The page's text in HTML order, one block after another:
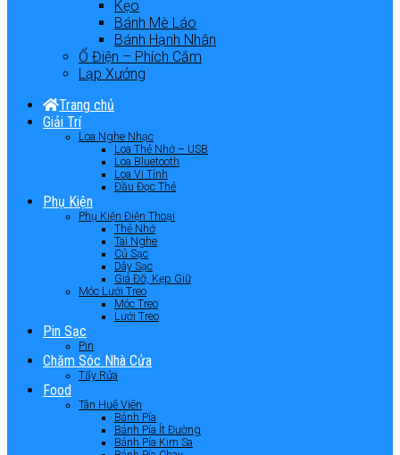
Kẹo
Bánh Mè Láo
Bánh Hạnh Nhân
Ổ Điện – Phích Cắm
Lạp Xưởng
Trang chủ
Giải Trí
Loa Nghe Nhạc
Loa Thẻ Nhớ – USB
Loa Bluetooth
Loa Vi Tính
Đầu Đọc Thẻ
Phụ Kiện
Phụ Kiện Điện Thoại
Thẻ Nhớ
Tai Nghe
Củ Sạc
Dây Sạc
Giá Đỡ, Kẹp Giữ
Móc Lưới Treo
Móc Treo
Lưới Treo
Pin Sạc
Pin
Chăm Sóc Nhà Cửa
Tẩy Rửa
Food
Tân Huê Viên
Bánh Pía
Bánh Pía Ít Đường
Bánh Pía Kim Sa